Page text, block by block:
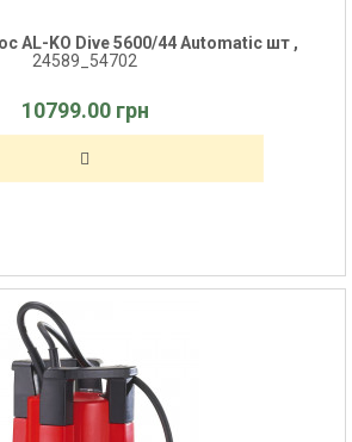
AL-KO Dive 5600/44 Automatic шт ,
24589_54702
10799.00 грн